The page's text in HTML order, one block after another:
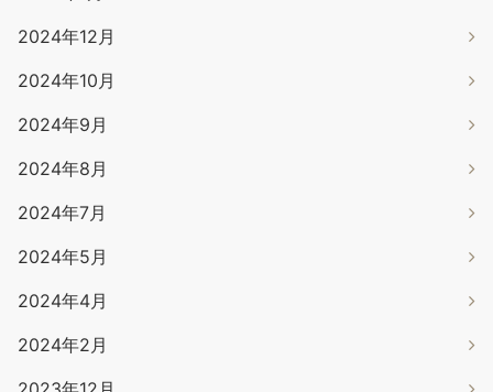
2024年12月
2024年10月
2024年9月
2024年8月
2024年7月
2024年5月
2024年4月
2024年2月